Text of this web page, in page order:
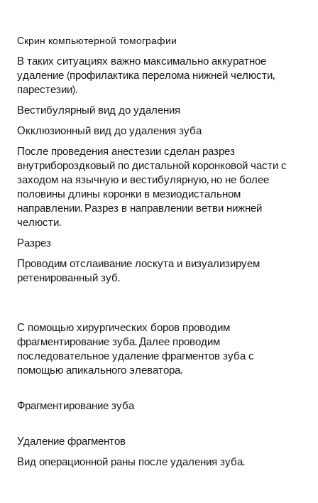
Скрин компьютерной томографии
В таких ситуациях важно максимально аккуратное
удаление (профилактика перелома нижней челюсти,
парестезии).
Вестибулярный вид до удаления
Окклюзионный вид до удаления зуба
После проведения анестезии сделан разрез
внутрибороздковый по дистальной коронковой части с
заходом на язычную и вестибулярную, но не более
половины длины коронки в мезиодистальном
направлении. Разрез в направлении ветви нижней
челюсти.
Разрез
Проводим отслаивание лоскута и визуализируем
ретенированный зуб.
С помощью хирургических боров проводим
фрагментирование зуба. Далее проводим
последовательное удаление фрагментов зуба с
помощью апикального элеватора.
Фрагментирование зуба
Удаление фрагментов
Вид операционной раны после удаления зуба.